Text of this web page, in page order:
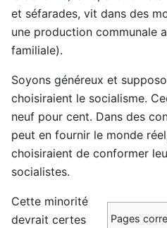
et séfarades, vit dans des
une production communale
familiale).
Soyons généreux et
choisiraient le socialisme.
neuf pour cent. Dans des
peut en fournir le monde
choisiraient de conformer
socialistes.
Pages
Cette minorité
devrait certes